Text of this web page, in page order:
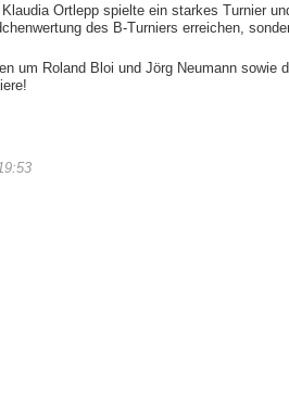
Ortlepp spielte ein starkes Turnier
des B-Turniers erreichen,
um Roland Bloi und Jörg Neumann sowie